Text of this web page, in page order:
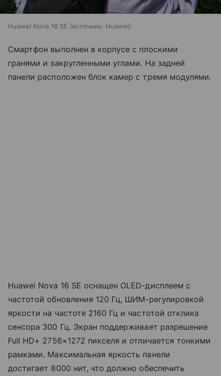
Huawei Nova 16 SE источник: Huawei
Смартфон выполнен в корпусе с плоскими
гранями и закругленными углами. На задней
панели расположен блок камер с тремя модулями.
Huawei Nova 16 SE оснащен OLED-дисплеем с
частотой обновления 120 Гц, ШИМ-регулировкой
яркости на частоте 2160 Гц и частотой отклика
сенсора 300 Гц. Экран поддерживает разрешение
Full HD+ 2756×1272 пикселя и отличается тонкими
рамками. Максимальная яркость панели
достигает 8000 нит, что должно обеспечить